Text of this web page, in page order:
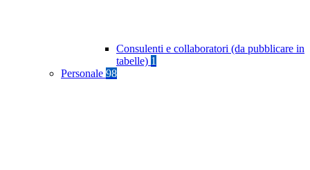
Consulenti e collaboratori (da pubblicare in
tabelle) 1
Personale 98